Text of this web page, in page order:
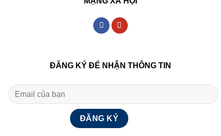
ĐĂNG KÝ ĐỂ NHẬN THÔNG TIN